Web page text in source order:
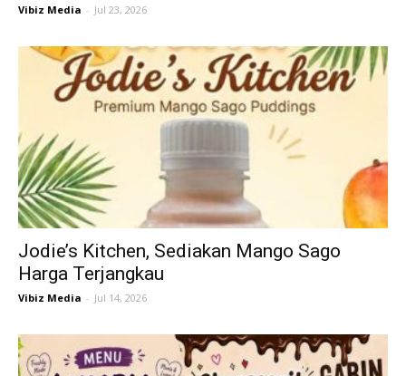
Vibiz Media - Jul 23, 2026
Jodie’s Kitchen, Sediakan Mango Sago
Harga Terjangkau
Vibiz Media - Jul 14, 2026